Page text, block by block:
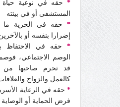
* حقه في نوعية
المستشفى أو في بيئته
* حقه في الحرية
إضرارا بنفسه أو
* حقه في الاحتفاظ
الوصم الاجتماعي،
قد تحرم صاحبها من
كالعمل والزواج
* حقه في الرعاية
فرض الحماية أو الوصاية